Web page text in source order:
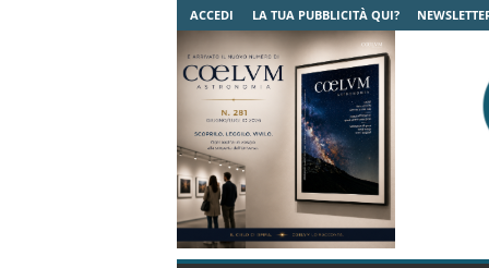
ACCEDI LA TUA PUBBLICITÀ QUI?
C